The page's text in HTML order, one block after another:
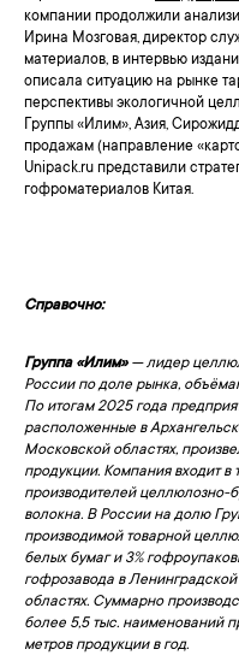
компании продолжили
Ирина Мозговая, директор
материалов, в интервью
описала ситуацию на рынке
перспективы экологичной
Группы «Илим», Азия,
продажам (направление
Unipack.ru представили
гофроматериалов Китая.
Справочно:
Группа «Илим»— лидер
России по доле рынка,
По итогам 2025 года
расположенные в
Московской областях,
продукции. Компания входит
производителей целлюлозно-
волокна. В России на долю
производимой товарной
белых бумаг и 3%
гофрозавода в
областях. Суммарно
более 5,5 тыс. наименований
метров продукции в год.